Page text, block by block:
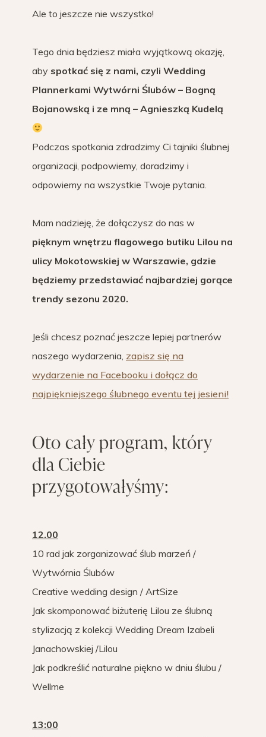
Ale to jeszcze nie wszystko!
Tego dnia będziesz miała wyjątkową okazję,
aby spotkać się z nami, czyli Wedding
Plannerkami Wytwórni Ślubów – Bogną
Bojanowską i ze mną – Agnieszką Kudelą
Podczas spotkania zdradzimy Ci tajniki ślubnej
organizacji, podpowiemy, doradzimy i
odpowiemy na wszystkie Twoje pytania.
Mam nadzieję, że dołączysz do nas w
pięknym wnętrzu flagowego butiku Lilou na
ulicy Mokotowskiej w Warszawie, gdzie
będziemy przedstawiać najbardziej gorące
trendy sezonu 2020.
Jeśli chcesz poznać jeszcze lepiej partnerów
naszego wydarzenia, zapisz się na
wydarzenie na Facebooku i dołącz do
najpiękniejszego ślubnego eventu tej jesieni!
Oto cały program, który
dla Ciebie
przygotowałyśmy:
12.00
10 rad jak zorganizować ślub marzeń /
Wytwórnia Ślubów
Creative wedding design / ArtSize
Jak skomponować biżuterię Lilou ze ślubną
stylizacją z kolekcji Wedding Dream Izabeli
Janachowskiej /Lilou
Jak podkreślić naturalne piękno w dniu ślubu /
Wellme
13:00